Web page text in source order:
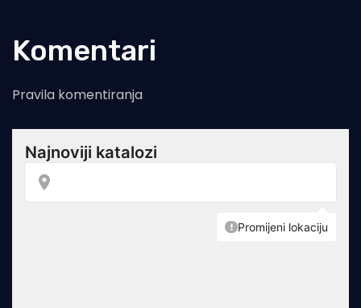
Komentari
Pravila komentiranja